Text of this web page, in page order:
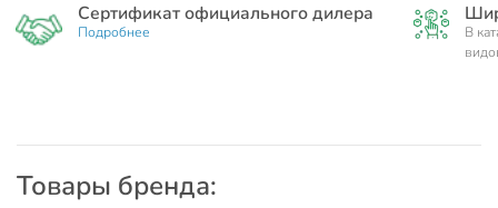
Сертификат официального дилера
Подробнее
В
Товары бренда: